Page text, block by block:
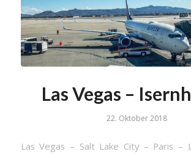
Las Vegas –
22. Oktober 2018
Las Vegas – Salt Lake City – Paris –